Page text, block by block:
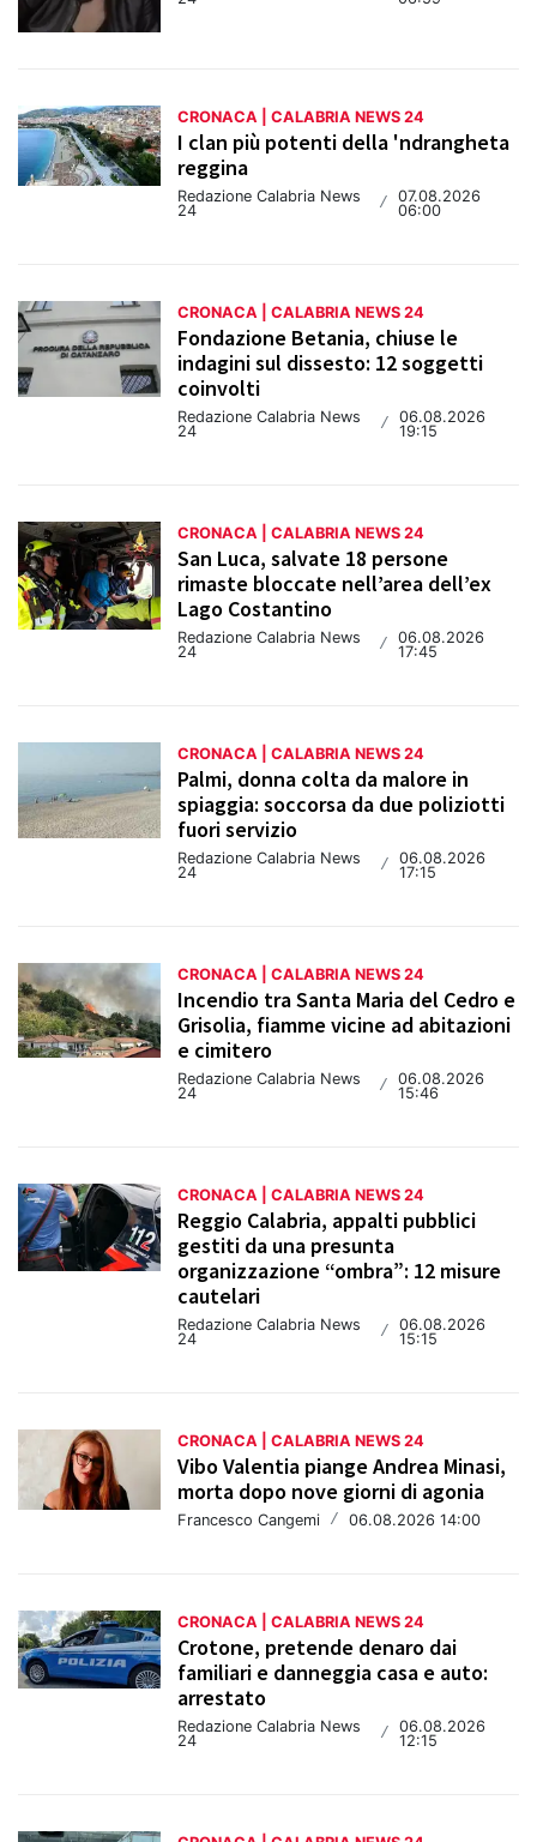
CRONACA | CALABRIA NEWS 24
I clan più potenti della 'ndrangheta
reggina
Redazione Calabria News
24
/
07.08.2026
06:00
CRONACA | CALABRIA NEWS 24
Fondazione Betania, chiuse le
indagini sul dissesto: 12 soggetti
coinvolti
Redazione Calabria News
24
/ 06.08.2026
19:15
CRONACA | CALABRIA NEWS 24
San Luca, salvate 18 persone
rimaste bloccate nell’area dell’ex
Lago Costantino
Redazione Calabria News
24
/
06.08.2026
17:45
CRONACA | CALABRIA NEWS 24
Palmi, donna colta da malore in
spiaggia: soccorsa da due poliziotti
fuori servizio
Redazione Calabria News
24
/
06.08.2026
17:15
CRONACA | CALABRIA NEWS 24
Incendio tra Santa Maria del Cedro e
Grisolia, fiamme vicine ad abitazioni
e cimitero
Redazione Calabria News
24
/ 06.08.2026
15:46
CRONACA | CALABRIA NEWS 24
Reggio Calabria, appalti pubblici
gestiti da una presunta
organizzazione “ombra”: 12 misure
cautelari
Redazione Calabria News
24
/ 06.08.2026
15:15
CRONACA | CALABRIA NEWS 24
Vibo Valentia piange Andrea Minasi,
morta dopo nove giorni di agonia
Francesco Cangemi / 06.08.2026 14:00
CRONACA | CALABRIA NEWS 24
Crotone, pretende denaro dai
familiari e danneggia casa e auto:
arrestato
Redazione Calabria News
24
/ 06.08.2026
12:15